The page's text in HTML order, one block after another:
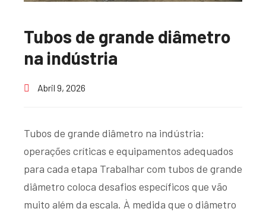
Tubos de grande diâmetro
na indústria
Abril 9, 2026
Tubos de grande diâmetro na indústria:
operações críticas e equipamentos adequados
para cada etapa Trabalhar com tubos de grande
diâmetro coloca desafios específicos que vão
muito além da escala. À medida que o diâmetro